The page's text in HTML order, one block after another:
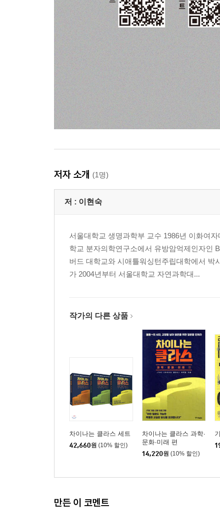
저자 소개 (1명)
저 : 이현숙
서울대학교 생명과학부 교수 1986년 이화여
학교 분자의학연구소에서 유방암억제인자인
버드 대학교와 시애틀워싱턴주립대학에서 박
가 2004년부터 서울대학교 자연과학대...
작가의 다른 상품
차이나는 클라스 세트
42,660원 (10% 할인)
차이나는 클라스 과학·
문화·미래 편
14,220원 (10% 할인)
만든 이 코멘트